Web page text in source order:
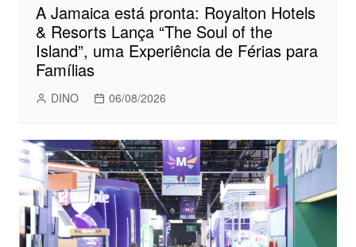
A Jamaica está pronta: Royalton Hotels
& Resorts Lança “The Soul of the
Island”, uma Experiência de Férias para
Famílias
DINO 06/08/2026